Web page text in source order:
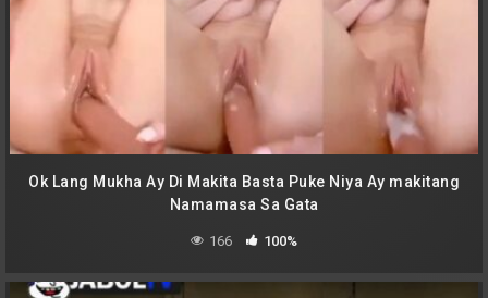
Ok Lang Mukha Ay Di Makita Basta Puke Niya Ay makitang
Namamasa Sa Gata
166 100%